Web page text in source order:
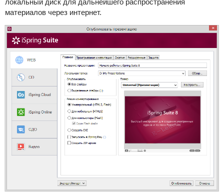
локальный диск для дальнейшего распространения
материалов через интернет.